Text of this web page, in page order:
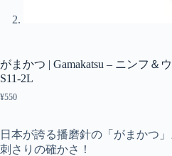
がまかつ | Gamakatsu – ニンフ＆
S11-2L
¥550
日本が誇る播磨針の「がまかつ
刺さりの確かさ！